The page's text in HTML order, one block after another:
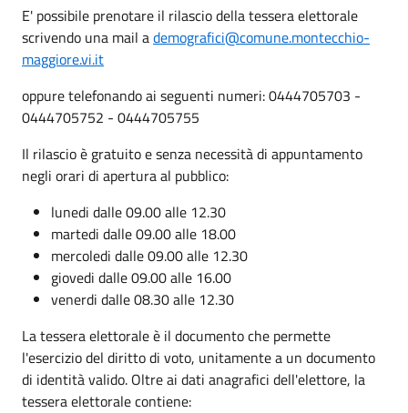
E' possibile prenotare il rilascio della tessera elettorale
scrivendo una mail ademografici@comune.montecchio-
maggiore.vi.it
oppure telefonando ai seguenti numeri: 0444705703 -
0444705752 - 0444705755
Il rilascio è gratuito e senza necessità di appuntamento
negli orari di apertura al pubblico:
lunedi dalle 09.00 alle 12.30
martedi dalle 09.00 alle 18.00
mercoledi dalle 09.00 alle 12.30
giovedi dalle 09.00 alle 16.00
venerdi dalle 08.30 alle 12.30
La tessera elettorale è il documento che permette
l'esercizio del diritto di voto, unitamente a un documento
di identità valido. Oltre ai dati anagrafici dell'elettore, la
tessera elettorale contiene: